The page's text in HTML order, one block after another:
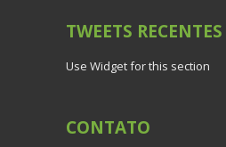
TWEETS RECENTES
Use Widget for this section
CONTATO